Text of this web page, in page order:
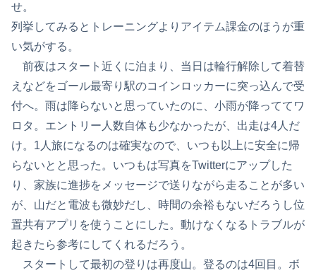
せ。
列挙してみるとトレーニングよりアイテム課金のほうが重
い気がする。
前夜はスタート近くに泊まり、当日は輪行解除して着替
えなどをゴール最寄り駅のコインロッカーに突っ込んで受
付へ。雨は降らないと思っていたのに、小雨が降っててワ
ロタ。エントリー人数自体も少なかったが、出走は4人だ
け。1人旅になるのは確実なので、いつも以上に安全に帰
らないとと思った。いつもは写真をTwitterにアップした
り、家族に進捗をメッセージで送りながら走ることが多い
が、山だと電波も微妙だし、時間の余裕もないだろうし位
置共有アプリを使うことにした。動けなくなるトラブルが
起きたら参考にしてくれるだろう。
スタートして最初の登りは再度山。登るのは4回目。ボ